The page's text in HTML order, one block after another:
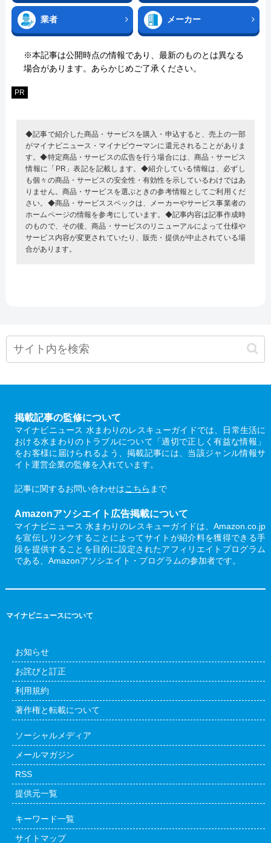
業者 メーカー
※本記事は公開時点の情報であり、最新のものとは異なる
場合があります。あらかじめご了承ください。
PR
◆記事で紹介した商品・サービスを購入・申込すると、売上の一部
がマイナビニュース・マイナビウーマンに還元されることがありま
す。◆特定商品・サービスの広告を行う場合には、商品・サービス
情報に「PR」表記を記載します。◆紹介している情報は、必ずし
も個々の商品・サービスの安全性・有効性を示しているわけではあ
りません。商品・サービスを選ぶときの参考情報としてご利用くだ
さい。◆商品・サービススペックは、メーカーやサービス事業者の
ホームページの情報を参考にしています。◆記事内容は記事作成時
のもので、その後、商品・サービスのリニューアルによって仕様や
サービス内容が変更されていたり、販売・提供が中止されている場
合があります。
掲載記事の監修について
マイナビニュース 水まわりのレスキューガイドでは、日常生活に
おける水まわりのトラブルについて「適切で正しく有益な情報」
をお客様に届けられるよう、掲載記事には、当該ジャンル情報サ
イト運営企業の監修を入れています。
記事に関するお問い合わせはこちら まで
Amazonアソシエイト広告掲載について
マイナビニュース 水まわりのレスキューガイドは、Amazon.co.jp
を宣伝しリンクすることによってサイトが紹介料を獲得できる手
段を提供することを目的に設定されたアフィリエイトプログラム
である、Amazonアソシエイト・プログラムの参加者です。
マイナビニュースについて
お知らせ
お詫びと訂正
利用規約
著作権と転載について
ソーシャルメディア
メールマガジン
RSS
提供元一覧
キーワード一覧
サイトマップ